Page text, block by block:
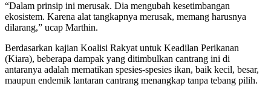
“Dalam prinsip ini merusak. Dia mengubah kesetimbangan
ekosistem. Karena alat tangkapnya merusak, memang harusnya
dilarang,” ucap Marthin.
Berdasarkan kajian Koalisi Rakyat untuk Keadilan Perikanan
(Kiara), beberapa dampak yang ditimbulkan cantrang ini di
antaranya adalah mematikan spesies-spesies ikan, baik kecil, besar,
maupun endemik lantaran cantrang menangkap tanpa tebang pilih.